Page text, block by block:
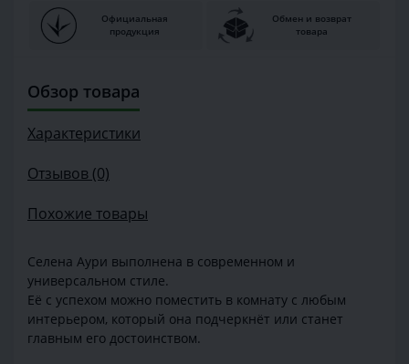
Официальная
продукция
Обмен и возврат
товара
Обзор товара
Характеристики
Отзывов (0)
Похожие товары
Селена Аури выполнена в современном и
универсальном стиле.
Её с успехом можно поместить в комнату с любым
интерьером, который она подчеркнёт или станет
главным его достоинством.